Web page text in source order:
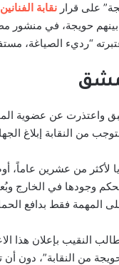
على قرار نقابة الفنانين
بينهم حويجة، في
“رديء الصياغة،
واعتذرت عن عضوية
من النقابة إبلاغ
لأكثر من عشرين
وجودها في الخارج
المهمة فقط بدافع
النقيب بإعلان
من النقابة”، دون